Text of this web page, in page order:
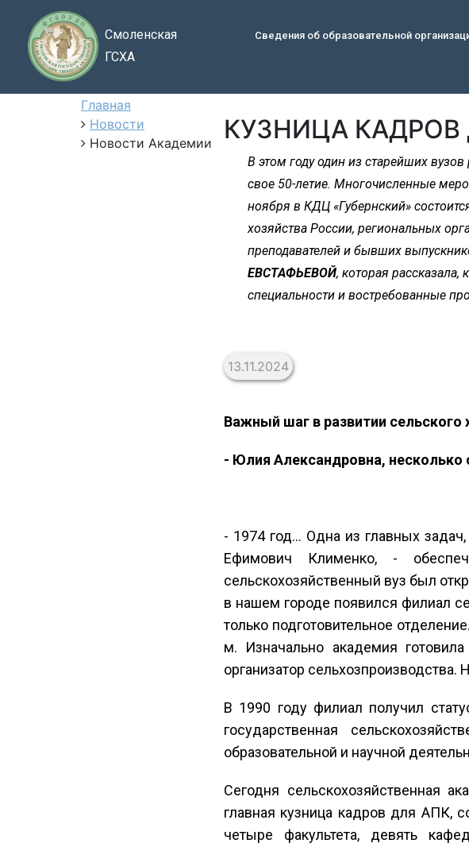
Смоленская
ГСХА
Сведения об образовательной
Главная
Новости
Новости Академии
КУЗНИЦА
В этом году один из старейших
свое 50-летие. Многочисленные
ноября в КДЦ «Губернский»
хозяйства России, региональных
преподавателей и бывших
ЕВСТАФЬЕВОЙ, которая рассказала,
специальности и востребованные
13.11.2024
Важный шаг в развитии сельского
- Юлия Александровна,
- 1974 год… Одна из главных
Ефимович Клименко, -
сельскохозяйственный вуз был
в нашем городе появился филиал
только подготовительное
м. Изначально академия
организатор
В 1990 году филиал получил
государственная
образовательной и научной
Сегодня сельскохозяйственная
главная кузница кадров для АПК,
четыре факультета, девять